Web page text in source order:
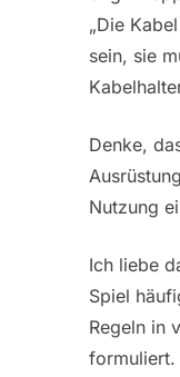
„Die
sein, sie
Denke,
Nutzung
Ich liebe
Spiel
Regeln in
formuliert.